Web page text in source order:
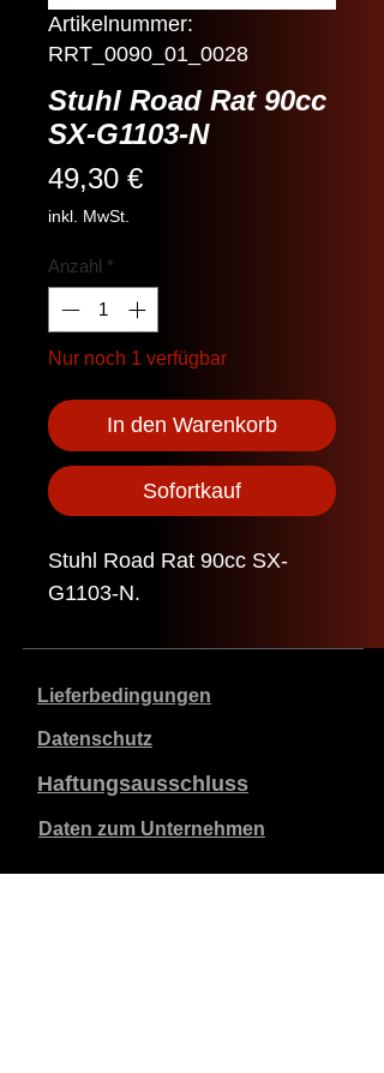
Artikelnummer:
RRT_0090_01_0028
Stuhl Road Rat 90cc
SX-G1103-N
49,30 €Preis
inkl. MwSt.
Anzahl *
Nur noch 1 verfügbar
In den Warenkorb
Sofortkauf
Stuhl Road Rat 90cc SX-
G1103-N.
Lieferbedingungen
Datenschutz
Haftungsausschluss
Daten zum Unternehmen